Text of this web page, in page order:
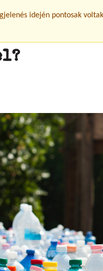
idején pontosak